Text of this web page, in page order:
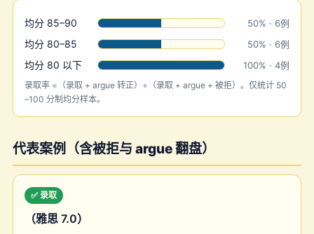
均分 85–90 50% · 6例
均分 80–85 50% · 6例
均分 80 以下 100% · 4例
录取率 =（录取 + argue 转正）÷（录取 + argue + 被拒）。仅统计 50
–100 分制均分样本。
代表案例（含被拒与 argue 翻盘）
✅ 录取
（雅思 7.0）